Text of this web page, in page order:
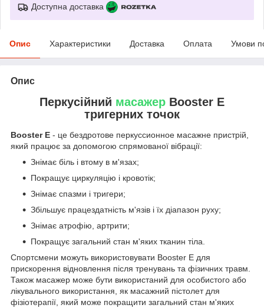
Доступна доставка
Опис Характеристики Доставка Оплата Умови
Опис
Перкусійний масажер Booster Е
тригерних точок
Booster E - це бездротове перкуссионное масажне пристрій,
який працює за допомогою спрямованої вібрації:
Знімає біль і втому в м'язах;
Покращує циркуляцію і кровотік;
Знімає спазми і тригери;
Збільшує працездатність м'язів і їх діапазон руху;
Знімає атрофію, артрити;
Покращує загальний стан м'яких тканин тіла.
Спортсмени можуть використовувати Booster E для
прискорення відновлення після тренувань та фізичних травм.
Також масажер може бути використаний для особистого або
лікувального використання, як масажний пістолет для
фізіотерапії, який може покращити загальний стан м'яких